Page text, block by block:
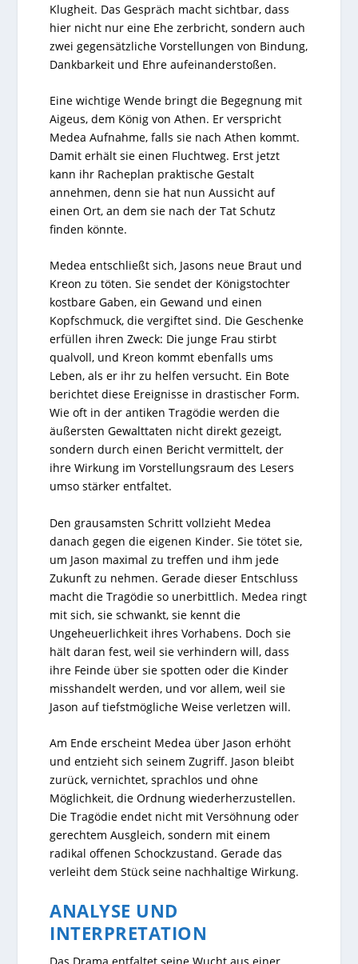
Klugheit. Das Gespräch macht sichtbar, dass
hier nicht nur eine Ehe zerbricht, sondern auch
zwei gegensätzliche Vorstellungen von Bindung,
Dankbarkeit und Ehre aufeinanderstoßen.
Eine wichtige Wende bringt die Begegnung mit
Aigeus, dem König von Athen. Er verspricht
Medea Aufnahme, falls sie nach Athen kommt.
Damit erhält sie einen Fluchtweg. Erst jetzt
kann ihr Racheplan praktische Gestalt
annehmen, denn sie hat nun Aussicht auf
einen Ort, an dem sie nach der Tat Schutz
finden könnte.
Medea entschließt sich, Jasons neue Braut und
Kreon zu töten. Sie sendet der Königstochter
kostbare Gaben, ein Gewand und einen
Kopfschmuck, die vergiftet sind. Die Geschenke
erfüllen ihren Zweck: Die junge Frau stirbt
qualvoll, und Kreon kommt ebenfalls ums
Leben, als er ihr zu helfen versucht. Ein Bote
berichtet diese Ereignisse in drastischer Form.
Wie oft in der antiken Tragödie werden die
äußersten Gewalttaten nicht direkt gezeigt,
sondern durch einen Bericht vermittelt, der
ihre Wirkung im Vorstellungsraum des Lesers
umso stärker entfaltet.
Den grausamsten Schritt vollzieht Medea
danach gegen die eigenen Kinder. Sie tötet sie,
um Jason maximal zu treffen und ihm jede
Zukunft zu nehmen. Gerade dieser Entschluss
macht die Tragödie so unerbittlich. Medea ringt
mit sich, sie schwankt, sie kennt die
Ungeheuerlichkeit ihres Vorhabens. Doch sie
hält daran fest, weil sie verhindern will, dass
ihre Feinde über sie spotten oder die Kinder
misshandelt werden, und vor allem, weil sie
Jason auf tiefstmögliche Weise verletzen will.
Am Ende erscheint Medea über Jason erhöht
und entzieht sich seinem Zugriff. Jason bleibt
zurück, vernichtet, sprachlos und ohne
Möglichkeit, die Ordnung wiederherzustellen.
Die Tragödie endet nicht mit Versöhnung oder
gerechtem Ausgleich, sondern mit einem
radikal offenen Schockzustand. Gerade das
verleiht dem Stück seine nachhaltige Wirkung.
ANALYSE UND
INTERPRETATION
Das Drama entfaltet seine Wucht aus einer